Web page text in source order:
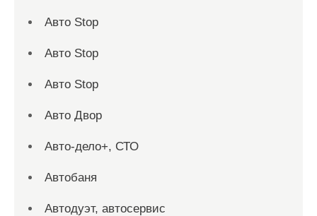
Авто Stop
Авто Stop
Авто Stop
Авто Двор
Авто-дело+, СТО
Автобаня
Автодуэт, автосервис